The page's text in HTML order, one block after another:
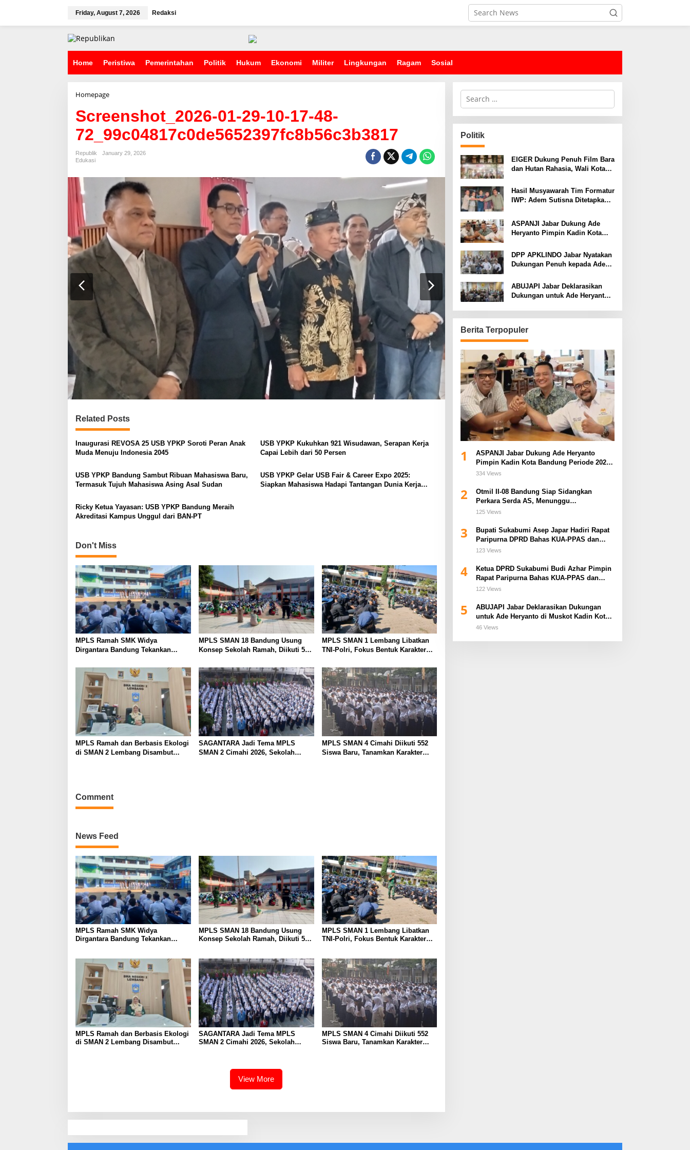
Friday, August 7, 2026 Redaksi
Home Peristiwa Pemerintahan Politik Hukum Ekonomi Militer Lingkungan Ragam Sosial
Homepage
t
a
c
h
m
t
Screenshot_2026-01-29-10-17-48-
72_99c04817c0de5652397fc8b56c3b3817
Republik
January 29, 2026
Edukasi
Related Posts
Inaugurasi REVOSA 25 USB YPKP Soroti Peran Anak
Muda Menuju Indonesia 2045
USB YPKP Kukuhkan 921 Wisudawan, Serapan Kerja
Capai Lebih dari 50 Persen
USB YPKP Bandung Sambut Ribuan Mahasiswa Baru,
Termasuk Tujuh Mahasiswa Asing Asal Sudan
USB YPKP Gelar USB Fair & Career Expo 2025:
Siapkan Mahasiswa Hadapi Tantangan Dunia Kerja
Ricky Ketua Yayasan: USB YPKP Bandung Meraih
Akreditasi Kampus Unggul dari BAN-PT
Don't Miss
MPLS Ramah SMK Widya
Dirgantara Bandung Tekankan
Industri
MPLS SMAN 18 Bandung Usung
Konsep Sekolah Ramah, Diikuti 506
MPLS SMAN 1 Lembang Libatkan
TNI-Polri, Fokus Bentuk Karakter
MPLS Ramah dan Berbasis Ekologi
di SMAN 2 Lembang Disambut
SAGANTARA Jadi Tema MPLS
SMAN 2 Cimahi 2026, Sekolah
MPLS SMAN 4 Cimahi Diikuti 552
Siswa Baru, Tanamkan Karakter
Comment
News Feed
MPLS Ramah SMK Widya
Dirgantara Bandung Tekankan
MPLS SMAN 18 Bandung Usung
Konsep Sekolah Ramah, Diikuti 506
MPLS SMAN 1 Lembang Libatkan
TNI-Polri, Fokus Bentuk Karakter
MPLS Ramah dan Berbasis Ekologi
di SMAN 2 Lembang Disambut
SAGANTARA Jadi Tema MPLS
SMAN 2 Cimahi 2026, Sekolah
MPLS SMAN 4 Cimahi Diikuti 552
Siswa Baru, Tanamkan Karakter
View More
S
r
c
h
f
o
r
:
Politik
EIGER Dukung Penuh Film Bara
dan Hutan Rahasia, Wali Kota
Hasil Musyawarah Tim Formatur
IWP: Adem Sutisna Ditetapkan
ASPANJI Jabar Dukung Ade
Heryanto Pimpin Kadin Kota
DPP APKLINDO Jabar Nyatakan
Dukungan Penuh kepada Ade
Bandung
ABUJAPI Jabar Deklarasikan
Dukungan untuk Ade Heryanto
Berita Terpopuler
1
ASPANJI Jabar Dukung Ade Heryanto
Pimpin Kadin Kota Bandung Periode 2026–
2031
334 Views
2
Otmil II-08 Bandung Siap Sidangkan
Perkara Serda AS, Menunggu
Rekomendasi Korem Sunan Gunung Jati
125 Views
3
Bupati Sukabumi Asep Japar Hadiri Rapat
Paripurna DPRD Bahas KUA-PPAS dan
Raperda Disabilitas
123 Views
4
Ketua DPRD Sukabumi Budi Azhar Pimpin
Rapat Paripurna Bahas KUA-PPAS dan
Raperda Tirta Jaya
122 Views
5
ABUJAPI Jabar Deklarasikan Dukungan
untuk Ade Heryanto di Muskot Kadin Kota
Bandung
46 Views